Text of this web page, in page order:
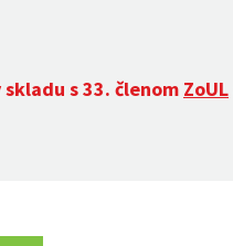
s 33. členom ZoUL